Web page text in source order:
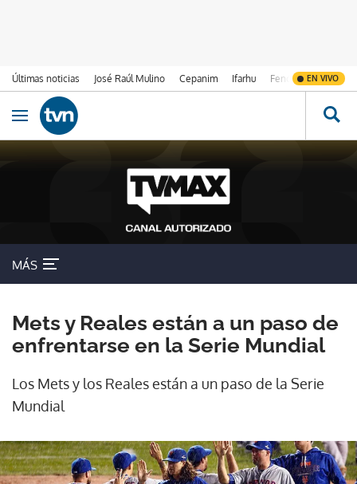
Últimas noticias José Raúl Mulino Cepanim Ifarhu Fenómeno de El
EN VIVO
Ir al contenido
Obrir navegació
MÁS
Mets y Reales están a un paso de
enfrentarse en la Serie Mundial
Los Mets y los Reales están a un paso de la Serie
Mundial